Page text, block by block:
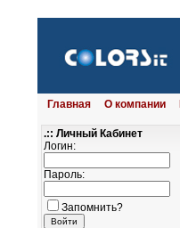
Главная О компании
.:: Личный Кабинет
Логин:
Пароль:
Запомнить?